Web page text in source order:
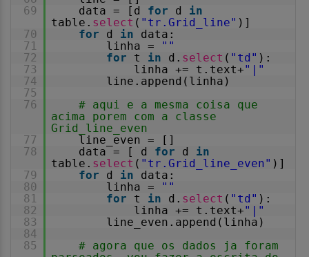
69
data = [d for d in
table. select ( "tr.Grid_line" )]
70
for d in
data:
71
linha =
""
72
for t in d. select ( "td" ):
73
linha += t.text+"|"
74
line.append(linha)
75
76
# aqui e a mesma coisa que
acima porem com a classe
Grid_line_even
77
line_even = []
78
data = [ d for d in
table. select ( "tr.Grid_line_even" )]
79
for d in
data:
80
linha =
""
81
for t in d. select ( "td" ):
82
linha += t.text+"|"
83
line_even.append(linha)
84
85
# agora que os dados ja foram